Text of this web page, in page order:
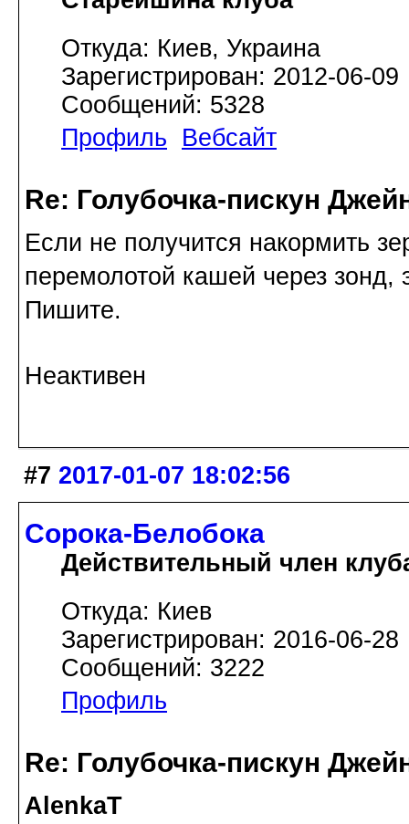
Откуда: Киев, Украина
Зарегистрирован: 2012-06-09
Сообщений: 5328
Профиль
Вебсайт
Re: Голубочка-пискун
Если не получится накормить
перемолотой кашей через зонд,
Пишите.
Неактивен
#7 2017-01-07 18:02:56
Сорока-Белобока
Действительный член
Откуда: Киев
Зарегистрирован: 2016-06-28
Сообщений: 3222
Профиль
Re: Голубочка-пискун
AlenkaT